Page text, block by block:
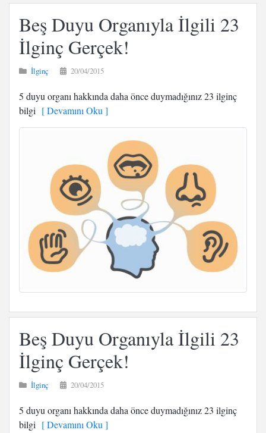
Beş Duyu Organıyla İlgili 23
İlginç Gerçek!
İlginç 20/04/2015
5 duyu organı hakkında daha önce duymadığınız 23 ilginç
bilgi [ Devamını Oku ]
Beş Duyu Organıyla İlgili 23
İlginç Gerçek!
İlginç 20/04/2015
5 duyu organı hakkında daha önce duymadığınız 23 ilginç
bilgi [ Devamını Oku ]